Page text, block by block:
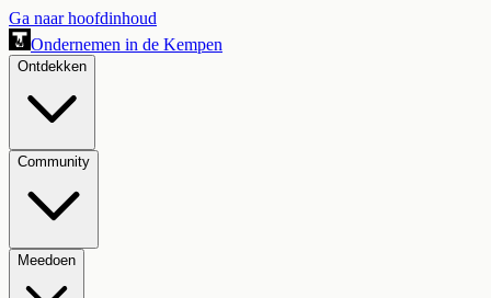
Ga naar hoofdinhoud
Ondernemen in de Kempen
Ontdekken
Community
Meedoen